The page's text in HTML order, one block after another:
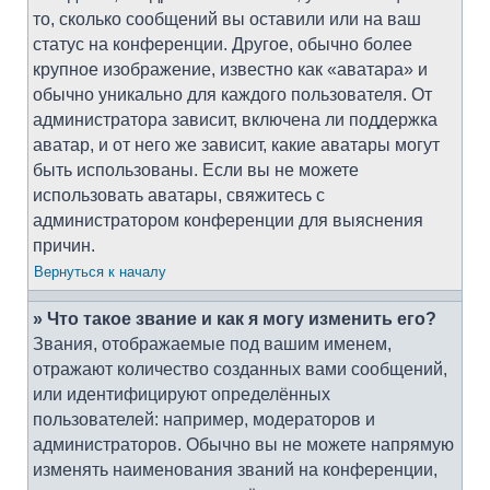
то, сколько сообщений вы оставили или на ваш
статус на конференции. Другое, обычно более
крупное изображение, известно как «аватара» и
обычно уникально для каждого пользователя. От
администратора зависит, включена ли поддержка
аватар, и от него же зависит, какие аватары могут
быть использованы. Если вы не можете
использовать аватары, свяжитесь с
администратором конференции для выяснения
причин.
Вернуться к началу
» Что такое звание и как я могу изменить его?
Звания, отображаемые под вашим именем,
отражают количество созданных вами сообщений,
или идентифицируют определённых
пользователей: например, модераторов и
администраторов. Обычно вы не можете напрямую
изменять наименования званий на конференции,